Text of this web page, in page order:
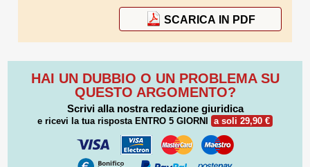
SCARICA IN PDF
HAI UN DUBBIO O UN PROBLEMA SU
QUESTO ARGOMENTO?
Scrivi alla nostra redazione giuridica
e ricevi la tua risposta ENTRO 5 GIORNI a soli 29,90 €